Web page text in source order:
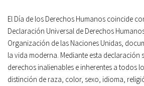
El Día de los Derechos Humanos coincide
Declaración Universal de Derechos
Organización de las Naciones Unidas,
la vida moderna. Mediante esta declaración
derechos inalienables e inherentes a todos
distinción de raza, color, sexo, idioma,